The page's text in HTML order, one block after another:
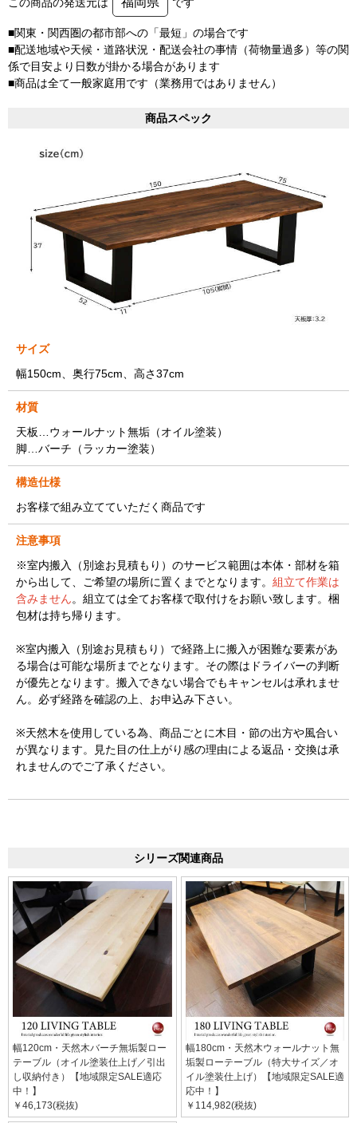
■関東・関西圏の都市部への「最短」の場合です
■配送地域や天候・道路状況・配送会社の事情（荷物量過多）等の関
係で目安より日数が掛かる場合があります
■商品は全て一般家庭用です（業務用ではありません）
商品スペック
サイズ
幅150cm、奥行75cm、高さ37cm
材質
天板…ウォールナット無垢（オイル塗装）
脚…バーチ（ラッカー塗装）
構造仕様
お客様で組み立てていただく商品です
注意事項
※室内搬入（別途お見積もり）のサービス範囲は本体・部材を箱
から出して、ご希望の場所に置くまでとなります。 組立て作業は
含みません。組立ては全てお客様で取付けをお願い致します。梱
包材は持ち帰ります。
※室内搬入（別途お見積もり）で経路上に搬入が困難な要素があ
る場合は可能な場所までとなります。その際はドライバーの判断
が優先となります。搬入できない場合でもキャンセルは承れませ
ん。必ず経路を確認の上、お申込み下さい。
※天然木を使用している為、商品ごとに木目・節の出方や風合い
が異なります。見た目の仕上がり感の理由による返品・交換は承
れませんのでご了承ください。
シリーズ関連商品
幅120cm・天然木バーチ無垢製ロー
テーブル（オイル塗装仕上げ／引出
し収納付き）【地域限定SALE適応
中！】
￥46,173(税抜)
幅180cm・天然木ウォールナット無
垢製ローテーブル（特大サイズ／オ
イル塗装仕上げ）【地域限定SALE適
応中！】
￥114,982(税抜)